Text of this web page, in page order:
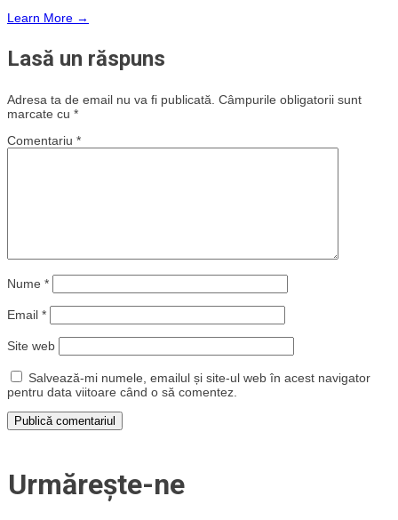
Learn More →
Lasă un răspuns
Adresa ta de email nu va fi publicată. Câmpurile obligatorii sunt
marcate cu *
Comentariu *
Nume *
Email *
Site web
Salvează-mi numele, emailul și site-ul web în acest navigator
pentru data viitoare când o să comentez.
Urmărește-ne